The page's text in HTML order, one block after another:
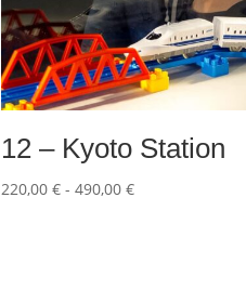
12 – Kyoto Station
220,00€ - 490,00€Fascia